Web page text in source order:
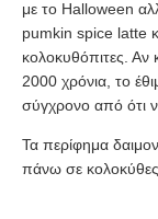
με το Halloween
pumkin spice latte
κολοκυθόπιτες. Αν
2000 χρόνια, το
σύγχρονο από ότι
Τα περίφημα
πάνω σε κολοκύθες.